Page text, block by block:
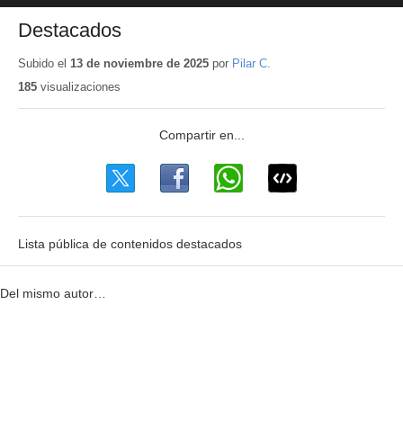
Destacados
Subido el 13 de noviembre de 2025 por Pilar C.
185 visualizaciones
Lista pública de contenidos destacados
Del mismo autor…